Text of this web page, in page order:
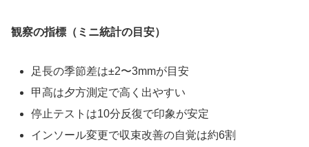
観察の指標（ミニ統計の目安）
足長の季節差は±2〜3mmが目安
甲高は夕方測定で高く出やすい
停止テストは10分反復で印象が安定
インソール変更で収束改善の自覚は約6割